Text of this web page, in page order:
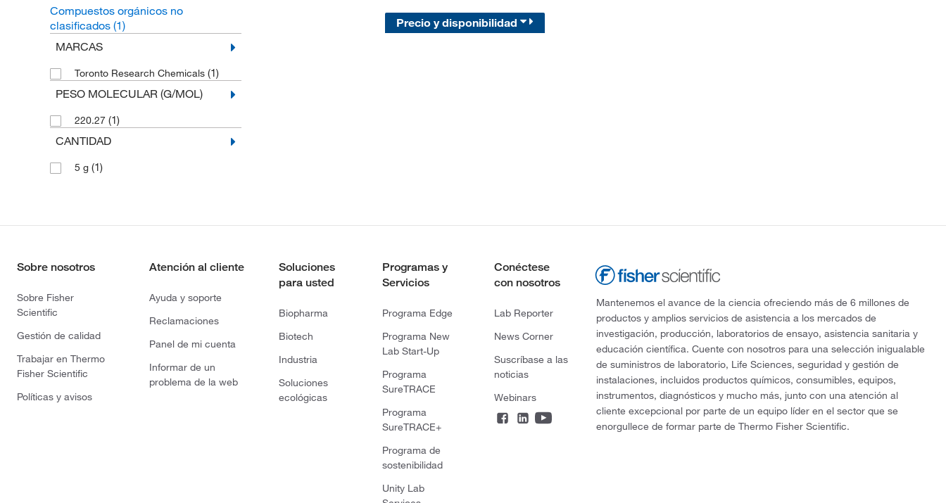
Compuestos orgánicos no
clasificados (1)
MARCAS
Toronto Research Chemicals (1)
PESO MOLECULAR (G/MOL)
220.27 (1)
CANTIDAD
5 g (1)
Precio y disponibilidad
Sobre nosotros
Sobre Fisher
Scientific
Gestión de calidad
Trabajar en Thermo
Fisher Scientific
Políticas y avisos
Atención al cliente
Ayuda y soporte
Reclamaciones
Panel de mi cuenta
Informar de un
problema de la web
Soluciones
para usted
Biopharma
Biotech
Industria
Soluciones
ecológicas
Programas y
Servicios
Programa Edge
Programa New
Lab Start-Up
Programa
SureTRACE
Programa
SureTRACE+
Programa de
sostenibilidad
Unity Lab
Conéctese
con nosotros
Lab Reporter
News Corner
Suscríbase a las
noticias
Webinars
Mantenemos el avance de la ciencia ofreciendo más de 6 millones de
productos y amplios servicios de asistencia a los mercados de
investigación, producción, laboratorios de ensayo, asistencia sanitaria y
educación científica. Cuente con nosotros para una selección inigualable
de suministros de laboratorio, Life Sciences, seguridad y gestión de
instalaciones, incluidos productos químicos, consumibles, equipos,
instrumentos, diagnósticos y mucho más, junto con una atención al
cliente excepcional por parte de un equipo líder en el sector que se
enorgullece de formar parte de Thermo Fisher Scientific.